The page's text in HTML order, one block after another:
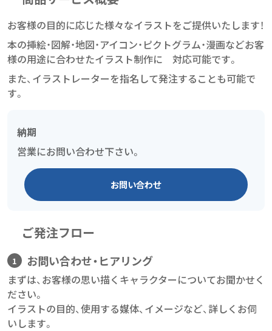
お客様の目的に応じた様々なイラストをご提供いたします！
本の挿絵・図解・地図・アイコン・ピクトグラム・漫画などお客
様の用途に合わせたイラスト制作に 対応可能です。
また、イラストレーターを指名して発注することも可能で
す。
納期
営業にお問い合わせ下さい。
お問い合わせ
ご発注フロー
お問い合わせ・ヒアリング
まずは、お客様の思い描くキャラクターについてお聞かせく
ださい。
イラストの目的、使用する媒体、イメージなど、詳しくお伺
いします。